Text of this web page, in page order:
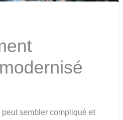
sembler compliqué et